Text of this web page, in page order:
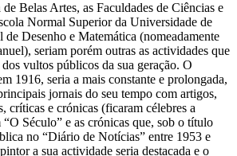
Belas Artes, as Faculdades de Ciências e
Normal Superior da Universidade de
Desenho e Matemática (nomeadamente
seriam porém outras as actividades que
vultos públicos da sua geração. O
1916, seria a mais constante e prolongada,
jornais do seu tempo com artigos,
críticas e crónicas (ficaram célebres a
“O Século” e as crónicas que, sob o título
no “Diário de Notícias” entre 1953 e
a sua actividade seria destacada e o